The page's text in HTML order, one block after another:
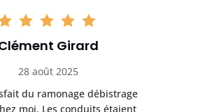
Girard
28 août 2025
du ramonage débistrage
moi. Les conduits étaient